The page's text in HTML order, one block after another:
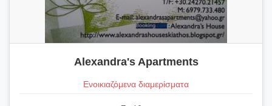
Alexandra's Apartments
Ενοικιαζόμενα διαμερίσματα